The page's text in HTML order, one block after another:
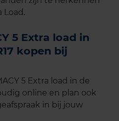
Load.
5 Extra load in
kopen bij
5 Extra load in de
online en plan ook
in bij jouw